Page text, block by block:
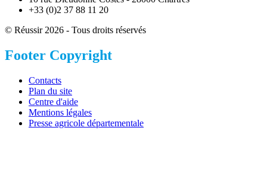
+33 (0)2 37 88 11 20
© Réussir 2026 - Tous droits réservés
Footer Copyright
Contacts
Plan du site
Centre d'aide
Mentions légales
Presse agricole départementale